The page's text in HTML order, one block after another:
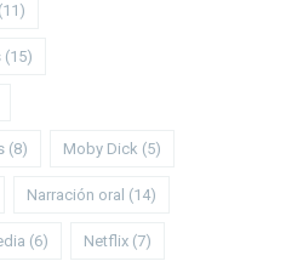
(11)
(15)
(8) Moby Dick (5)
Narración oral (14)
(6) Netflix (7)